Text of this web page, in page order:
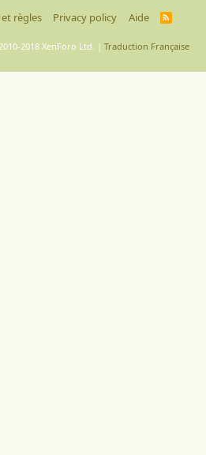
règles Privacy policy Aide
R
2018 XenForo Ltd. | Traduction Française